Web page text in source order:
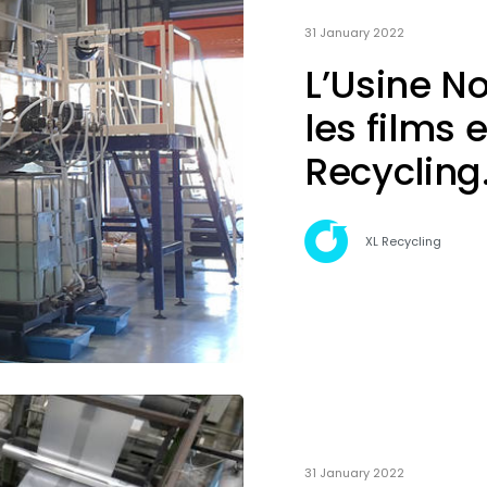
31 January 2022
L’Usine
les films
XL Recycling
31 January 2022